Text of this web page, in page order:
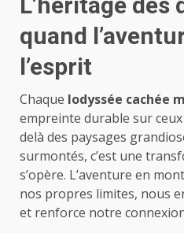
quand
l’esprit
Chaque lodyssée cachée
empreinte durable sur
delà des paysages
surmontés, c’est une
s’opère. L’aventure en
nos propres limites, nous
et renforce notre